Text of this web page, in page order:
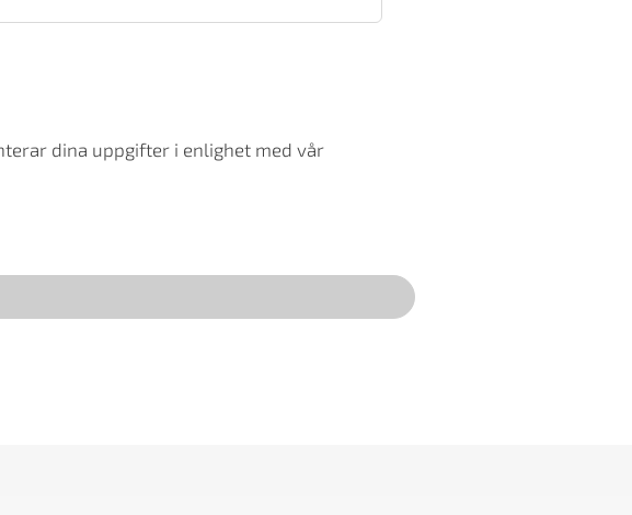
dina uppgifter i enlighet med vår